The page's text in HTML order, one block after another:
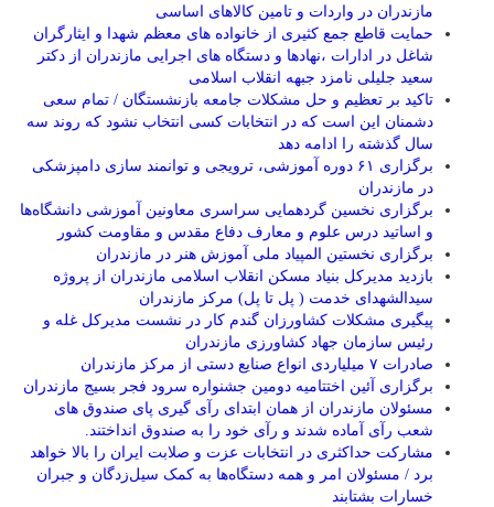
مازندران در واردات و تامین کالاهای اساسی
حمایت قاطع جمع کثیری از خانواده های معظم شهدا و ایثارگران
شاغل در ادارات ،نهادها و دستگاه های اجرایی مازندران از دکتر
سعید جلیلی نامزد جبهه انقلاب اسلامی
تاکید بر تعظیم و حل مشکلات جامعه بازنشستگان / تمام سعی
دشمنان این است که در انتخابات کسی انتخاب نشود که روند سه
سال گذشته را ادامه دهد
برگزاری ۶۱ دوره آموزشی، ترویجی و توانمند سازی دامپزشکی
در مازندران
برگزاری نخسین گردهمایی سراسری معاونین آموزشی دانشگاه‌ها
و اساتید درس علوم و معارف دفاع مقدس و مقاومت کشور
برگزاری نخستین المپیاد ملی آموزش هنر در مازندران
بازدید مدیرکل بنیاد مسکن انقلاب اسلامی مازندران از پروژه
سیدالشهدای خدمت ( پل تا پل) مرکز مازندران
پیگیری مشکلات کشاورزان گندم کار در نشست مدیرکل غله و
رئیس سازمان جهاد کشاورزی مازندران
صادرات ۷ میلیاردی انواع صنایع دستی از مرکز مازندران
برگزاری آئین اختتامیه دومین جشنواره سرود فجر بسیج مازندران
مسئولان مازندران از همان ابتدای رآی گیری پای صندوق های
شعب رآی آماده شدند و رآی خود را به صندوق انداختند.
مشارکت حداکثری در انتخابات عزت و صلابت ایران را بالا خواهد
برد / مسئولان امر و همه دستگاه‌ها به کمک سیل‌زدگان و جبران
خسارات بشتابند